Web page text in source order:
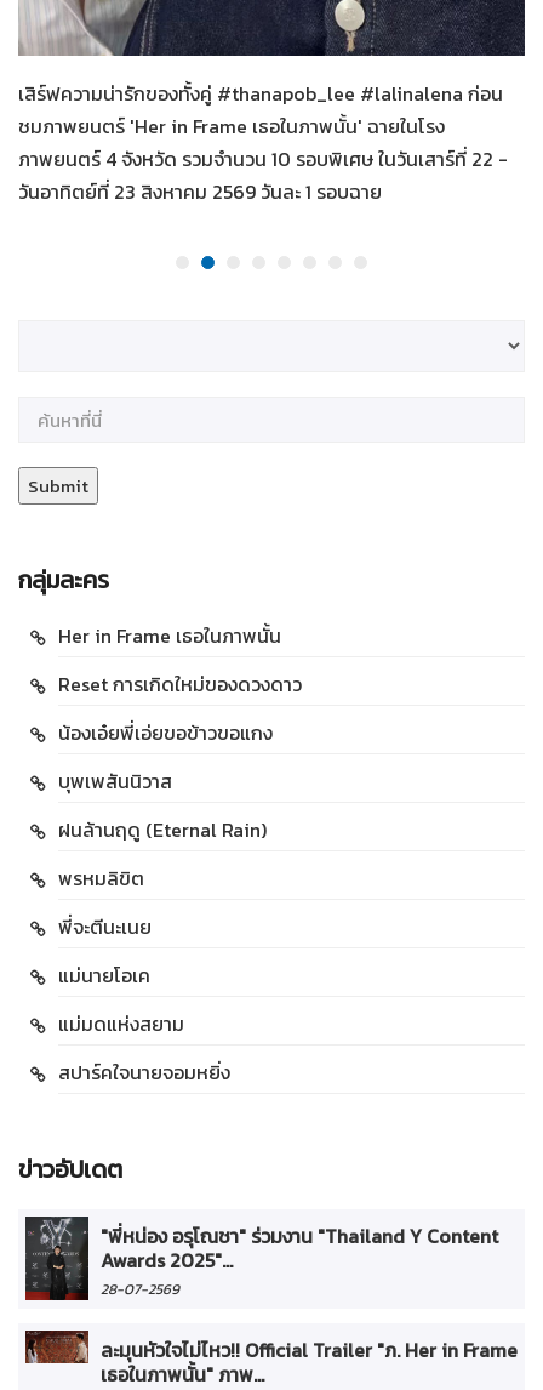
04-08-2569
Her in Frame เธอในภาพนั้น
เสิร์ฟความน่ารักของทั้งคู่ #thanapob_lee #lalinalena ก่อน
ชมภาพยนตร์ 'Her in Frame เธอในภาพนั้น' ฉายในโรง
ภาพยนตร์ 4 จังหวัด รวมจำนวน 10 รอบพิเศษ ในวันเสาร์ที่ 22 -
วันอาทิตย์ที่ 23 สิงหาคม 2569 วันละ 1 รอบฉาย
กลุ่มละคร
Her in Frame เธอในภาพนั้น
Reset การเกิดใหม่ของดวงดาว
น้องเอ๋ยพี่เอ่ยขอข้าวขอแกง
บุพเพสันนิวาส
ฝนล้านฤดู (Eternal Rain)
พรหมลิขิต
พี่จะตีนะเนย
แม่นายโอเค
แม่มดแห่งสยาม
สปาร์คใจนายจอมหยิ่ง
ข่าวอัปเดต
"พี่หน่อง อรุโณชา" ร่วมงาน "Thailand Y Content
Awards 2025"...
28-07-2569
ละมุนหัวใจไม่ไหว!! Official Trailer "ภ. Her in Frame
เธอในภาพนั้น" ภาพ...